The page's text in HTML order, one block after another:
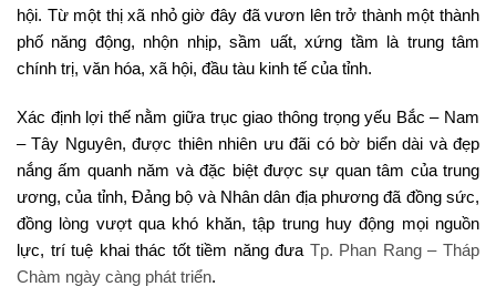
hội. Từ một thị xã nhỏ giờ đây đã vươn lên trở thành một thành
phố năng động, nhộn nhịp, sầm uất, xứng tầm là trung tâm
chính trị, văn hóa, xã hội, đầu tàu kinh tế của tỉnh.
Xác định lợi thế nằm giữa trục giao thông trọng yếu Bắc – Nam
– Tây Nguyên, được thiên nhiên ưu đãi có bờ biển dài và đẹp
nắng ấm quanh năm và đặc biệt được sự quan tâm của trung
ương, của tỉnh, Đảng bộ và Nhân dân địa phương đã đồng sức,
đồng lòng vượt qua khó khăn, tập trung huy động mọi nguồn
lực, trí tuệ khai thác tốt tiềm năng đưa Tp. Phan Rang – Tháp
Chàm ngày càng phát triển.